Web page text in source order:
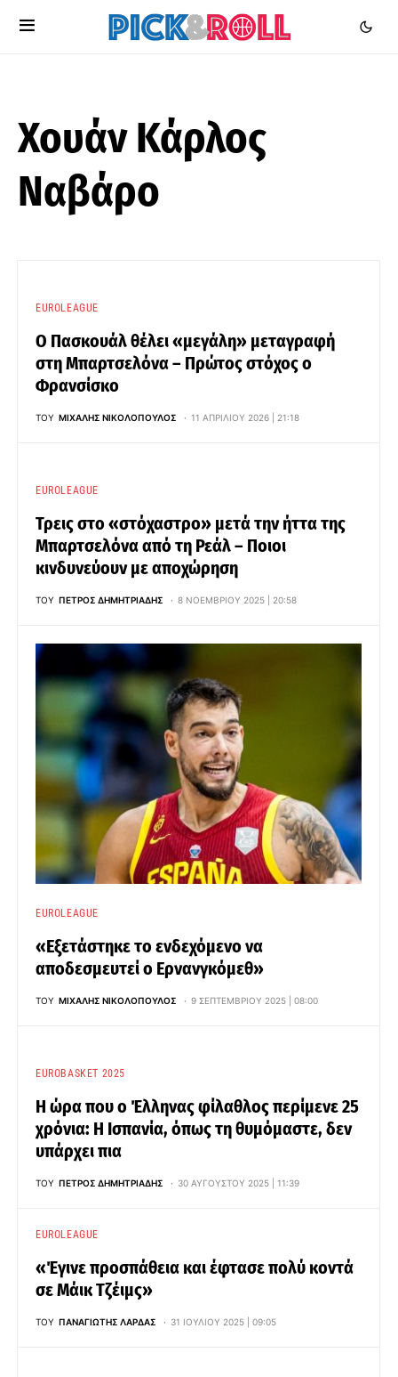
Χουάν Κάρλος
Ναβάρο
EUROLEAGUE
Ο Πασκουάλ θέλει «μεγάλη» μεταγραφή
στη Μπαρτσελόνα – Πρώτος στόχος ο
Φρανσίσκο
ΤΟΥ ΜΙΧΆΛΗΣ ΝΙΚΟΛΌΠΟΥΛΟΣ 11 ΑΠΡΙΛΊΟΥ 2026 | 21:18
EUROLEAGUE
Τρεις στο «στόχαστρο» μετά την ήττα της
Μπαρτσελόνα από τη Ρεάλ – Ποιοι
κινδυνεύουν με αποχώρηση
ΤΟΥ ΠΈΤΡΟΣ ΔΗΜΗΤΡΙΆΔΗΣ 8 ΝΟΕΜΒΡΊΟΥ 2025 | 20:58
EUROLEAGUE
«Εξετάστηκε το ενδεχόμενο να
αποδεσμευτεί ο Ερνανγκόμεθ»
ΤΟΥ ΜΙΧΆΛΗΣ ΝΙΚΟΛΌΠΟΥΛΟΣ 9 ΣΕΠΤΕΜΒΡΊΟΥ 2025 | 08:00
EUROBASKET 2025
Η ώρα που ο Έλληνας φίλαθλος περίμενε 25
χρόνια: Η Ισπανία, όπως τη θυμόμαστε, δεν
υπάρχει πια
ΤΟΥ ΠΈΤΡΟΣ ΔΗΜΗΤΡΙΆΔΗΣ 30 ΑΥΓΟΎΣΤΟΥ 2025 | 11:39
EUROLEAGUE
«Έγινε προσπάθεια και έφτασε πολύ κοντά
σε Μάικ Τζέιμς»
ΤΟΥ ΠΑΝΑΓΙΏΤΗΣ ΛΆΡΔΑΣ 31 ΙΟΥΛΊΟΥ 2025 | 09:05